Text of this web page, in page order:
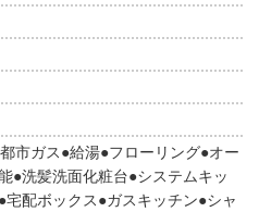
都市ガス 給湯 フローリング オー
洗髪洗面化粧台 システムキッ
宅配ボックス ガスキッチン シャ